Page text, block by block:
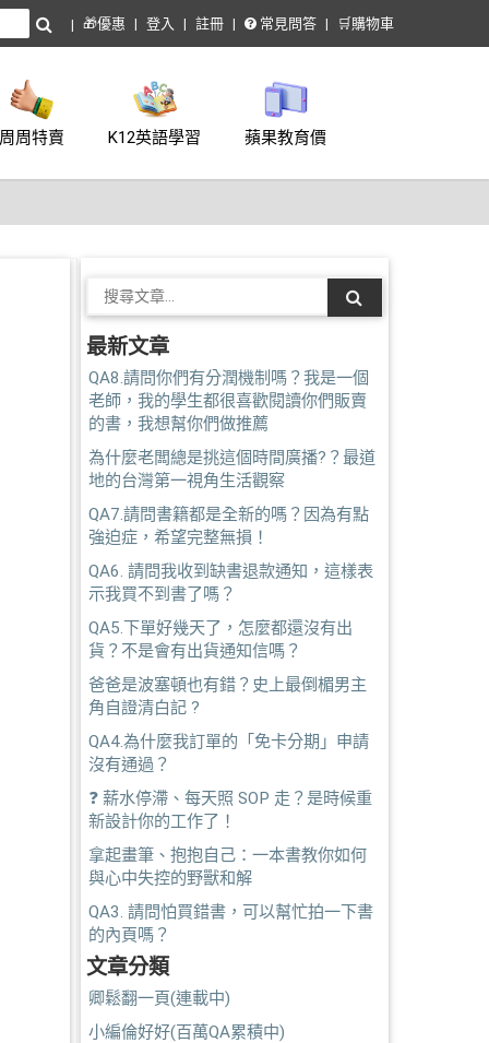
🎁優惠 登入 註冊 常見問答 🛒購物車
周周特賣 K12英語學習 蘋果教育價
最新文章
QA8.請問你們有分潤機制嗎？我是一個
老師，我的學生都很喜歡閱讀你們販賣
的書，我想幫你們做推薦
為什麼老闆總是挑這個時間廣播?？最道
地的台灣第一視角生活觀察
QA7.請問書籍都是全新的嗎？因為有點
強迫症，希望完整無損！
QA6. 請問我收到缺書退款通知，這樣表
示我買不到書了嗎？
QA5.下單好幾天了，怎麼都還沒有出
貨？不是會有出貨通知信嗎？
爸爸是波塞頓也有錯？史上最倒楣男主
角自證清白記 ?
QA4.為什麼我訂單的「免卡分期」申請
沒有通過？
❓ 薪水停滯、每天照 SOP 走？是時候重
新設計你的工作了！
拿起畫筆、抱抱自己：一本書教你如何
與心中失控的野獸和解
QA3. 請問怕買錯書，可以幫忙拍一下書
的內頁嗎？
文章分類
卿鬆翻一頁(連載中)
小編倫好好(百萬QA累積中)